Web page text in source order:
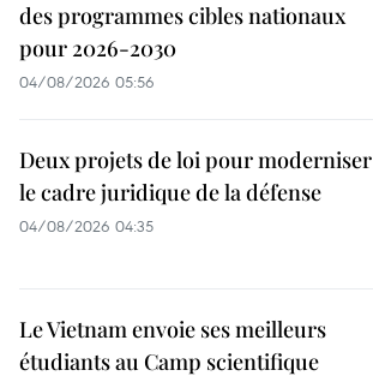
des programmes cibles nationaux
pour 2026-2030
04/08/2026 05:56
Deux projets de loi pour moderniser
le cadre juridique de la défense
04/08/2026 04:35
Le Vietnam envoie ses meilleurs
étudiants au Camp scientifique